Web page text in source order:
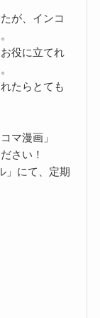
が、インコ
役に立てれ
たらとても
マ漫画」
さい！
」にて、定期